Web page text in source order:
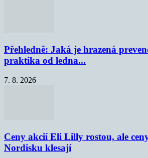
Přehledně: Jaká je hrazená
praktika od ledna...
7. 8. 2026
Ceny akcií Eli Lilly rostou, ale
Nordisku klesají